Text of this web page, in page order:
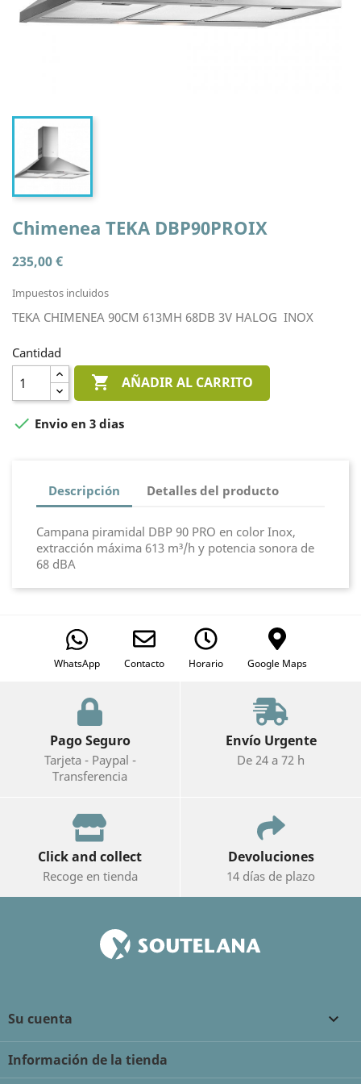
Chimenea TEKA DBP90PROIX
235,00 €
Impuestos incluidos
TEKA CHIMENEA 90CM 613MH 68DB 3V HALOG INOX
Cantidad
 AÑADIR AL CARRITO
 Envio en 3 dias
Descripción Detalles del producto
Campana piramidal DBP 90 PRO en color Inox,
extracción máxima 613 m³/h y potencia sonora de
68 dBA
WhatsApp Contacto Horario Google Maps
Pago Seguro
Tarjeta - Paypal -
Transferencia
Envío Urgente
De 24 a 72 h
Click and collect
Recoge en tienda
Devoluciones
14 días de plazo
Su cuenta 
Información de la tienda